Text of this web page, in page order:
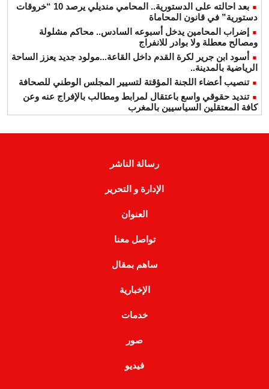
بعد احالته على الدستورية.. المحامي منديلي يرصد 10 “خروقات
دستورية” في قانون المحاماة
إضراب المحامين يدخل أسبوعه السادس.. محاكم مشلولة
ومصالح معطلة ولا بوادر للانفراج
أسود ابن جرير لكرة القدم داخل القاعة...مولود جديد يعزز الساحة
الرياضية بالمدينة..
تنصيب أعضاء اللجنة المؤقتة لتسيير المجلس الوطني للصحافة
تنديد حقوقي واسع باعتقال لمرابط ومطالب بالإفراج عنه وعن
كافة المعتقلين السياسيين بالمغرب
رسالة الناشر
الإدارة و التحرير
العنوان
تواصل معنا
ساهم بمقال
الإخبارية
خدمات
صور
فيديو